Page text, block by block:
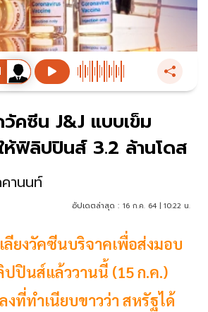
คซีน J&J แบบเข็ม
ห้ฟิลิปปินส์ 3.2 ล้านโดส
านนท์
อัปเดตล่าสุด : 16 ก.ค. 64 | 10:22 น.
ลียงวัคซีนบริจาคเพื่อส่งมอบ
ปินส์แล้ววานนี้ (15 ก.ค.)
งที่ทำเนียบขาวว่า สหรัฐได้